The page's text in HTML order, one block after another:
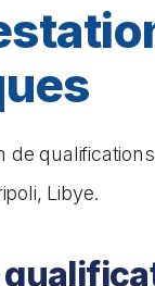
de
Libye.